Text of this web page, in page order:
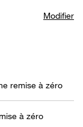
Modifier
remise à zéro
à zéro